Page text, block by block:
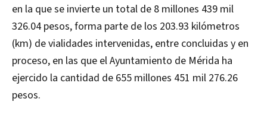
en la que se invierte un total de 8 millones 439 mil
326.04 pesos, forma parte de los 203.93 kilómetros
(km) de vialidades intervenidas, entre concluidas y en
proceso, en las que el Ayuntamiento de Mérida ha
ejercido la cantidad de 655 millones 451 mil 276.26
pesos.